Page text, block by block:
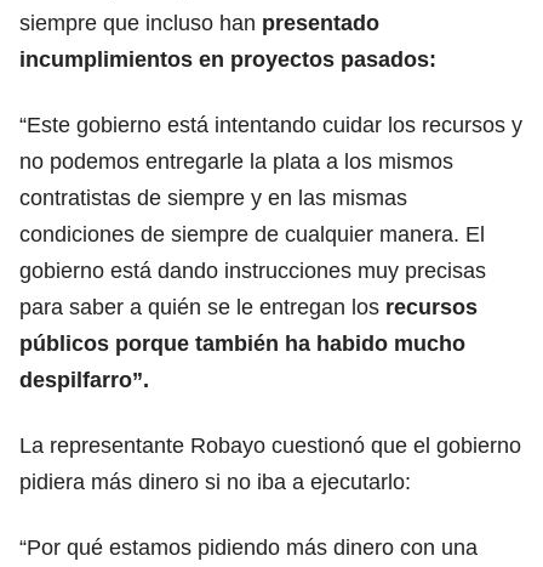
siempre que incluso han presentado
incumplimientos en proyectos pasados:
“Este gobierno está intentando cuidar los recursos y
no podemos entregarle la plata a los mismos
contratistas de siempre y en las mismas
condiciones de siempre de cualquier manera. El
gobierno está dando instrucciones muy precisas
para saber a quién se le entregan los recursos
públicos porque también ha habido mucho
despilfarro”.
La representante Robayo cuestionó que el gobierno
pidiera más dinero si no iba a ejecutarlo:
“Por qué estamos pidiendo más dinero con una